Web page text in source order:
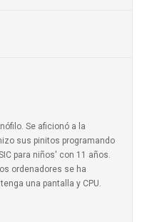
Se aficionó a la
sus pinitos programando
para niños' con 11 años.
ordenadores se ha
una pantalla y CPU.